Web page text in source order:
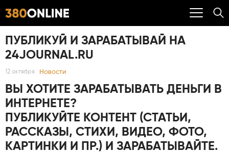
ПУБЛИКУЙ И ЗАРАБАТЫВАЙ НА
24JOURNAL.RU
12 октября Новости
ВЫ ХОТИТЕ ЗАРАБАТЫВАТЬ ДЕНЬГИ В
ИНТЕРНЕТЕ?
ПУБЛИКУЙТЕ КОНТЕНТ (СТАТЬИ,
РАССКАЗЫ, СТИХИ, ВИДЕО, ФОТО,
КАРТИНКИ И ПР.) И ЗАРАБАТЫВАЙТЕ.